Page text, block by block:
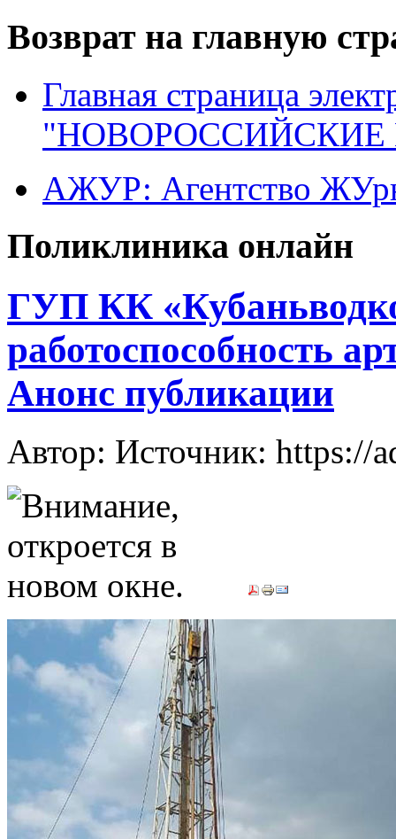
Возврат на главную
Главная страница
"НОВОРОССИЙСКИЕ
АЖУР: Агентство
Поликлиника онлайн
ГУП КК
работоспособность
Анонс публикации
Автор: Источник: https://